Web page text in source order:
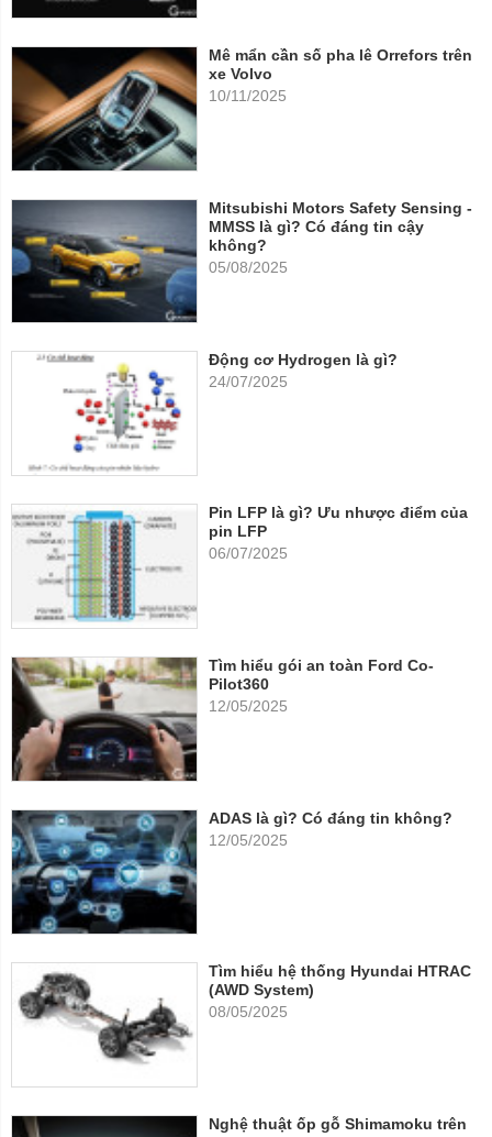
Mê mẩn cần số pha lê Orrefors trên
xe Volvo
10/11/2025
Mitsubishi Motors Safety Sensing -
MMSS là gì? Có đáng tin cậy
không?
05/08/2025
Động cơ Hydrogen là gì?
24/07/2025
Pin LFP là gì? Ưu nhược điểm của
pin LFP
06/07/2025
Tìm hiểu gói an toàn Ford Co-
Pilot360
12/05/2025
ADAS là gì? Có đáng tin không?
12/05/2025
Tìm hiểu hệ thống Hyundai HTRAC
(AWD System)
08/05/2025
Nghệ thuật ốp gỗ Shimamoku trên